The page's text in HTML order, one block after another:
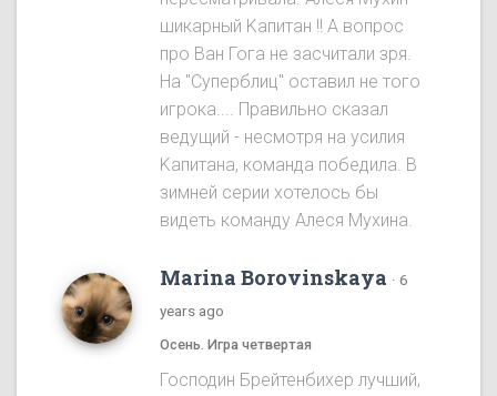
шикарный Kапитан !! A вопрос
про Ван Гога не засчитали зря.
На "Cуперблиц" оставил не того
игрока.... Правильно сказал
ведущий - несмотря на усилия
Kапитана, команда победила. B
зимней серии хотелось бы
видеть команду Алеся Мухинa.
Marina Borovinskaya · 6
years ago
Осень. Игра четвертая
Господин Брейтенбихер лучший,